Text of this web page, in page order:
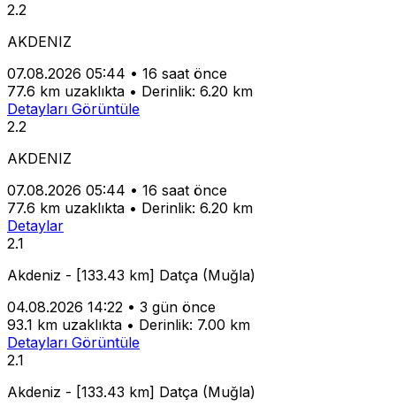
2.2
AKDENIZ
07.08.2026 05:44 • 16 saat önce
77.6 km uzaklıkta • Derinlik: 6.20 km
Detayları Görüntüle
2.2
AKDENIZ
07.08.2026 05:44 • 16 saat önce
77.6 km uzaklıkta • Derinlik: 6.20 km
Detaylar
2.1
Akdeniz - [133.43 km] Datça (Muğla)
04.08.2026 14:22 • 3 gün önce
93.1 km uzaklıkta • Derinlik: 7.00 km
Detayları Görüntüle
2.1
Akdeniz - [133.43 km] Datça (Muğla)